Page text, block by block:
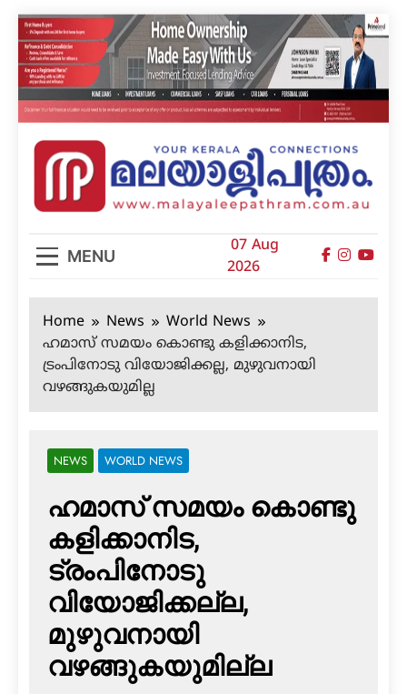
Skip
to
content
മലയാളിപത്രം
MENU
07 Aug
2026
Home News
World News
ഹമാസ് സമയം കൊണ്ടു കളിക്കാനിട,
ട്രംപിനോടു വിയോജിക്കല്ല, മുഴുവനായി
വഴങ്ങുകയുമില്ല
NEWS WORLD NEWS
ഹമാസ് സമയം കൊണ്ടു
കളിക്കാനിട,
ട്രംപിനോടു
വിയോജിക്കല്ല,
മുഴുവനായി
വഴങ്ങുകയുമില്ല